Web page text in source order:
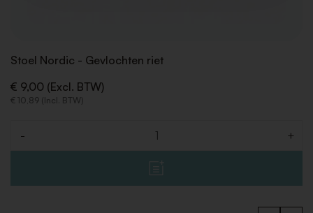
Stoel Nordic - Gevlochten riet
€ 9,00 (Excl. BTW)
€ 10,89 (Incl. BTW)
- +